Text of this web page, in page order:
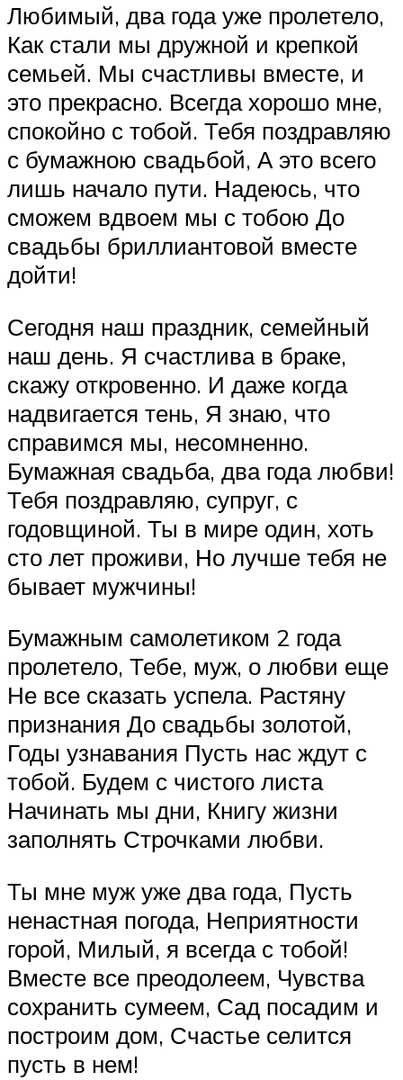
Любимый, два года уже пролетело,
Как стали мы дружной и крепкой
семьей. Мы счастливы вместе, и
это прекрасно. Всегда хорошо мне,
спокойно с тобой. Тебя поздравляю
с бумажною свадьбой, А это всего
лишь начало пути. Надеюсь, что
сможем вдвоем мы с тобою До
свадьбы бриллиантовой вместе
дойти!
Сегодня наш праздник, семейный
наш день. Я счастлива в браке,
скажу откровенно. И даже когда
надвигается тень, Я знаю, что
справимся мы, несомненно.
Бумажная свадьба, два года любви!
Тебя поздравляю, супруг, с
годовщиной. Ты в мире один, хоть
сто лет проживи, Но лучше тебя не
бывает мужчины!
Бумажным самолетиком 2 года
пролетело, Тебе, муж, о любви еще
Не все сказать успела. Растяну
признания До свадьбы золотой,
Годы узнавания Пусть нас ждут с
тобой. Будем с чистого листа
Начинать мы дни, Книгу жизни
заполнять Строчками любви.
Ты мне муж уже два года, Пусть
ненастная погода, Неприятности
горой, Милый, я всегда с тобой!
Вместе все преодолеем, Чувства
сохранить сумеем, Сад посадим и
построим дом, Счастье селится
пусть в нем!